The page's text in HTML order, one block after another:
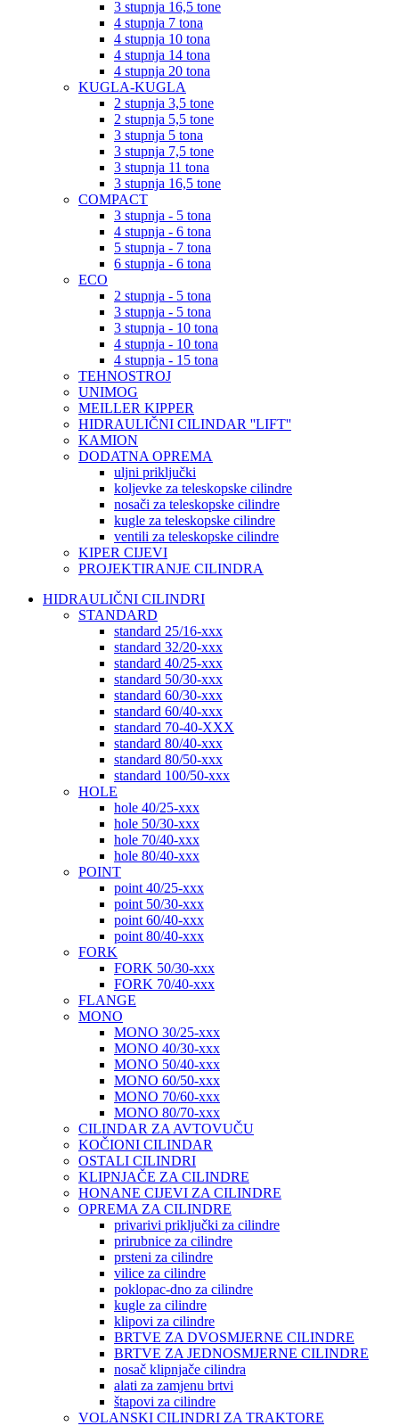
3 stupnja 16,5 tone
4 stupnja 7 tona
4 stupnja 10 tona
4 stupnja 14 tona
4 stupnja 20 tona
KUGLA-KUGLA
2 stupnja 3,5 tone
2 stupnja 5,5 tone
3 stupnja 5 tona
3 stupnja 7,5 tone
3 stupnja 11 tona
3 stupnja 16,5 tone
COMPACT
3 stupnja - 5 tona
4 stupnja - 6 tona
5 stupnja - 7 tona
6 stupnja - 6 tona
ECO
2 stupnja - 5 tona
3 stupnja - 5 tona
3 stupnja - 10 tona
4 stupnja - 10 tona
4 stupnja - 15 tona
TEHNOSTROJ
UNIMOG
MEILLER KIPPER
HIDRAULIČNI CILINDAR ''LIFT''
KAMION
DODATNA OPREMA
uljni priključki
koljevke za teleskopske cilindre
nosači za teleskopske cilindre
kugle za teleskopske cilindre
ventili za teleskopske cilindre
KIPER CIJEVI
PROJEKTIRANJE CILINDRA
HIDRAULIČNI CILINDRI
STANDARD
standard 25/16-xxx
standard 32/20-xxx
standard 40/25-xxx
standard 50/30-xxx
standard 60/30-xxx
standard 60/40-xxx
standard 70-40-XXX
standard 80/40-xxx
standard 80/50-xxx
standard 100/50-xxx
HOLE
hole 40/25-xxx
hole 50/30-xxx
hole 70/40-xxx
hole 80/40-xxx
POINT
point 40/25-xxx
point 50/30-xxx
point 60/40-xxx
point 80/40-xxx
FORK
FORK 50/30-xxx
FORK 70/40-xxx
FLANGE
MONO
MONO 30/25-xxx
MONO 40/30-xxx
MONO 50/40-xxx
MONO 60/50-xxx
MONO 70/60-xxx
MONO 80/70-xxx
CILINDAR ZA AVTOVUČU
KOČIONI CILINDAR
OSTALI CILINDRI
KLIPNJAČE ZA CILINDRE
HONANE CIJEVI ZA CILINDRE
OPREMA ZA CILINDRE
privarivi priključki za cilindre
prirubnice za cilindre
prsteni za cilindre
vilice za cilindre
poklopac-dno za cilindre
kugle za cilindre
klipovi za cilindre
BRTVE ZA DVOSMJERNE CILINDRE
BRTVE ZA JEDNOSMJERNE CILINDRE
nosač klipnjače cilindra
alati za zamjenu brtvi
štapovi za cilindre
VOLANSKI CILINDRI ZA TRAKTORE